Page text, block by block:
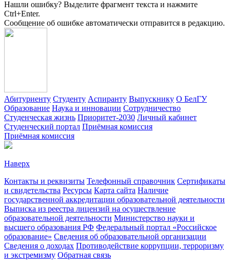
Нашли ошибку? Выделите фрагмент текста и нажмите
Ctrl+Enter.
Сообщение об ошибке автоматически отправится в редакцию.
Абитуриенту Студенту Аспиранту Выпускнику О БелГУ
Образование Наука и инновации Сотрудничество
Студенческая жизнь Приоритет-2030 Личный кабинет
Студенческий портал Приёмная комиссия
Приёмная комиссия
Наверх
Контакты и реквизиты Телефонный справочник Сертификаты
и свидетельства Ресурсы Карта сайта Наличие
государственной аккредитации образовательной деятельности
Выписка из реестра лицензий на осуществление
образовательной деятельности Министерствo науки и
высшего образования РФ Федеральный портал «Российское
образование» Сведения об образовательной организации
Сведения о доходах Противодействие коррупции, терроризму
и экстремизму Обратная связь